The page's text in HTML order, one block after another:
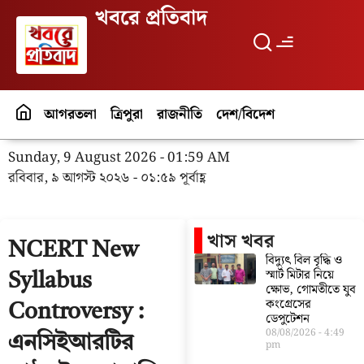
খবরে প্রতিবাদ
আগরতলা ত্রিপুরা রাজনীতি দেশ/বিদেশ
Sunday, 9 August 2026 - 01:59 AM
রবিবার, ৯ আগস্ট ২০২৬ - ০১:৫৯ পূর্বাহ্ণ
NCERT New
Syllabus
Controversy :
এনসিইআরটির
খাস খবর
বিদ্যুৎ বিল বৃদ্ধি ও
স্মার্ট মিটার নিয়ে
ক্ষোভ, গোমতীতে যুব
কংগ্রেসের
ডেপুটেশন
08/08/2026 4:49
pm